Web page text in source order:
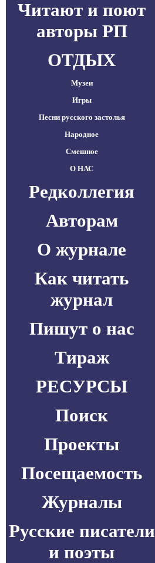
Читают и поют
авторы РП
ОТДЫХ
Музеи
Игры
Песни русского застолья
Народное
Смешное
О НАС
Редколлегия
Авторам
О журнале
Как читать
журнал
Пишут о нас
Тираж
РЕСУРСЫ
Поиск
Проекты
Посещаемость
Журналы
Русские писатели
и поэты